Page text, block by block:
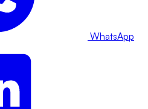
WhatsApp